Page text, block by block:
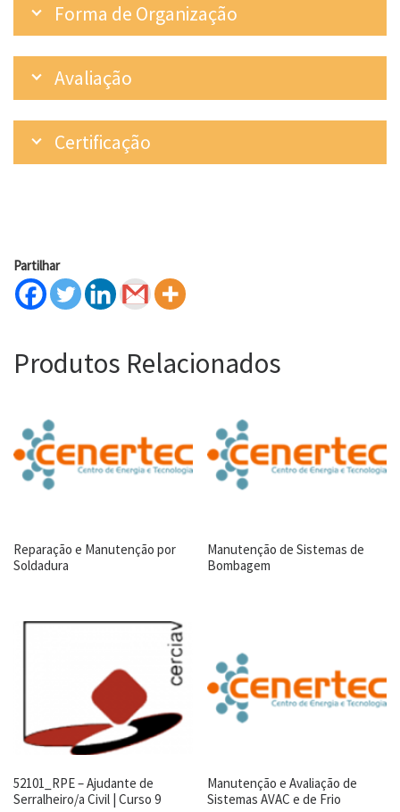
Forma de Organização
Avaliação
Certificação
Partilhar
Produtos Relacionados
Reparação e Manutenção por
Soldadura
Manutenção de Sistemas de
Bombagem
52101_RPE – Ajudante de
Serralheiro/a Civil | Curso 9
Manutenção e Avaliação de
Sistemas AVAC e de Frio